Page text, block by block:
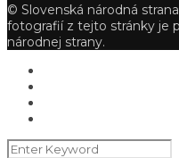
© Slovenská národná
fotografií z tejto stránky je
národnej strany.